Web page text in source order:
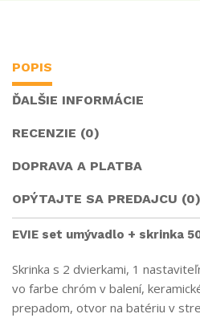
POPIS
ĎALŠIE INFORMÁCIE
RECENZIE (0)
DOPRAVA A PLATBA
OPÝTAJTE SA PREDAJCU (0)
EVIE set umývadlo + skrinka
Skrinka s 2 dvierkami, 1
vo farbe chróm v balení,
prepadom, otvor na batériu v